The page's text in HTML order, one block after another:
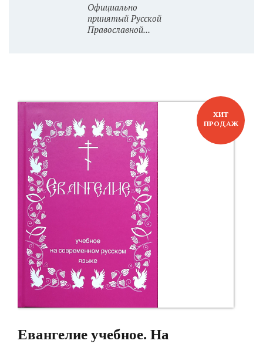
Официально
принятый Русской
Православной...
ХИТ
ПРОДАЖ
Евангелие учебное. На